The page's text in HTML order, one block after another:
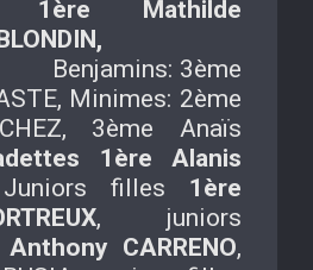
1ère Mathilde
3ème
Minimes: 2ème
3ème Anaïs
1ère Alanis
filles 1ère
, juniors
CARRENO,